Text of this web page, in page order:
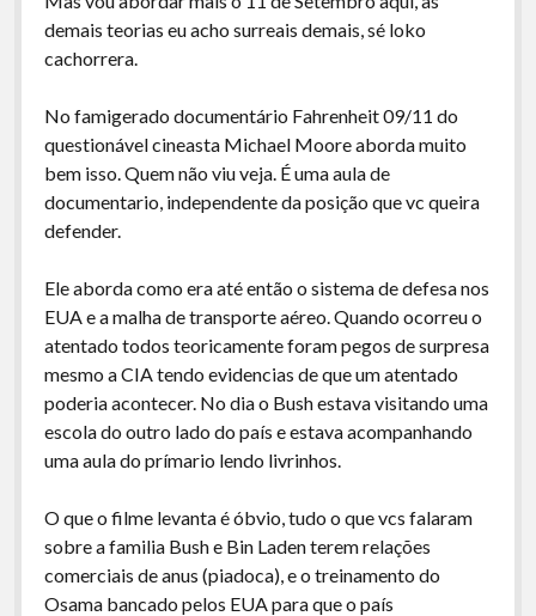
demais teorias eu acho surreais demais, sé loko
cachorrera.
No famigerado documentário Fahrenheit 09/11 do
questionável cineasta Michael Moore aborda muito
bem isso. Quem não viu veja. É uma aula de
documentario, independente da posição que vc queira
defender.
Ele aborda como era até então o sistema de defesa nos
EUA e a malha de transporte aéreo. Quando ocorreu o
atentado todos teoricamente foram pegos de surpresa
mesmo a CIA tendo evidencias de que um atentado
poderia acontecer. No dia o Bush estava visitando uma
escola do outro lado do país e estava acompanhando
uma aula do prímario lendo livrinhos.
O que o filme levanta é óbvio, tudo o que vcs falaram
sobre a familia Bush e Bin Laden terem relações
comerciais de anus (piadoca), e o treinamento do
Osama bancado pelos EUA para que o país